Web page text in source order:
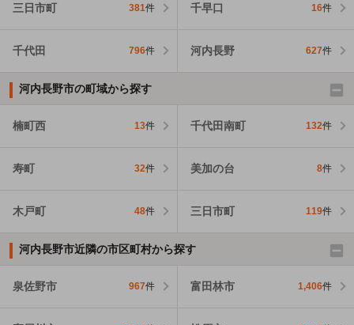
三日市町 381件 千早口 16件
千代田 796件 河内長野 627件
河内長野市の町域から探す
楠町西 13件 千代田南町 132件
寿町 32件 美加の台 8件
木戸町 48件 三日市町 119件
河内長野市近隣の市区町村から探す
泉佐野市 967件 富田林市 1,406件